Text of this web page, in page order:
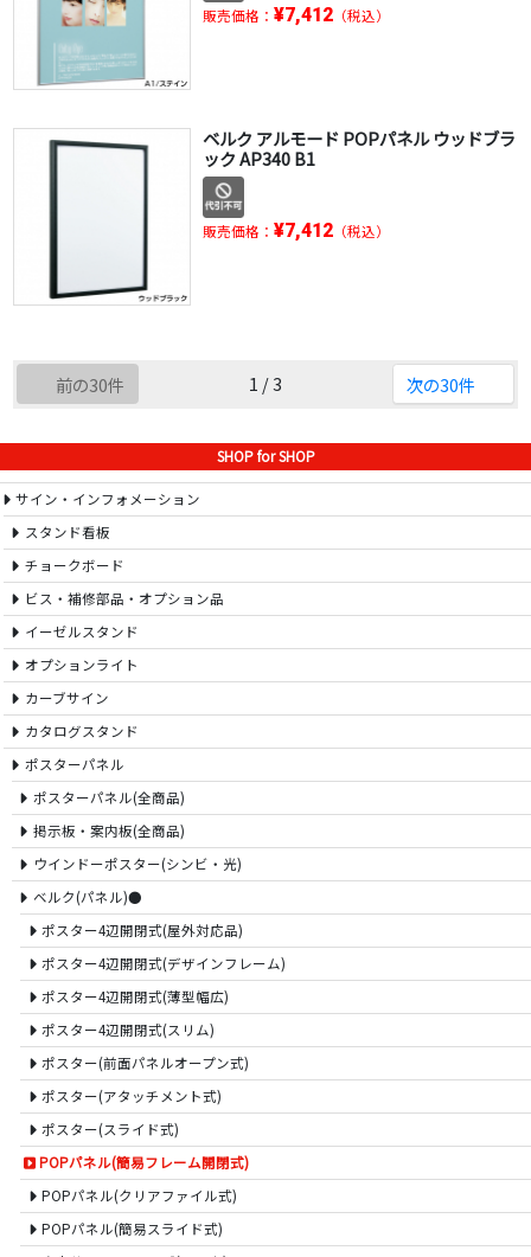
販売価格： ¥7,412（税込）
ベルク アルモード POPパネル ウッドブラ
ック AP340 B1
販売価格： ¥7,412（税込）
前の30件 1 / 3 次の30件
SHOP for SHOP
サイン・インフォメーション
スタンド看板
チョークボード
ビス・補修部品・オプション品
イーゼルスタンド
オプションライト
カーブサイン
カタログスタンド
ポスターパネル
ポスターパネル(全商品)
掲示板・案内板(全商品)
ウインドーポスター(シンビ・光)
ベルク(パネル)●
ポスター4辺開閉式(屋外対応品)
ポスター4辺開閉式(デザインフレーム)
ポスター4辺開閉式(薄型幅広)
ポスター4辺開閉式(スリム)
ポスター(前面パネルオープン式)
ポスター(アタッチメント式)
ポスター(スライド式)
POPパネル(簡易フレーム開閉式)
POPパネル(クリアファイル式)
POPパネル(簡易スライド式)